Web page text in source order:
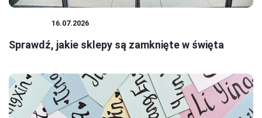
16.07.2026
Sprawdź, jakie sklepy są zamknięte w święta